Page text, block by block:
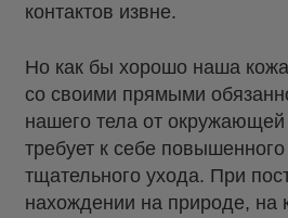
контактов извне.
Но как бы хорошо наша
со своими прямыми
нашего тела от
требует к себе
тщательного ухода. При
нахождении на природе, на